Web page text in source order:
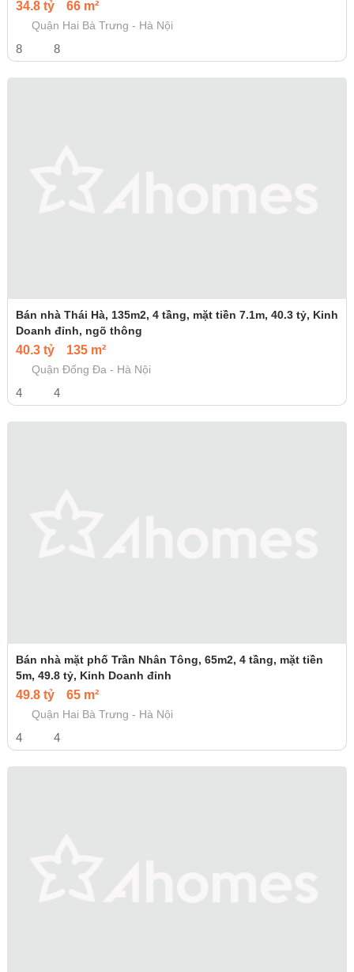
34.8 tỷ 66 m²
Quận Hai Bà Trưng - Hà Nội
8 8
Bán nhà Thái Hà, 135m2, 4 tầng, mặt tiền 7.1m, 40.3 tỷ, Kinh
Doanh đỉnh, ngõ thông
40.3 tỷ 135 m²
Quận Đống Đa - Hà Nội
4 4
Bán nhà mặt phố Trần Nhân Tông, 65m2, 4 tầng, mặt tiền
5m, 49.8 tỷ, Kinh Doanh đỉnh
49.8 tỷ 65 m²
Quận Hai Bà Trưng - Hà Nội
4 4